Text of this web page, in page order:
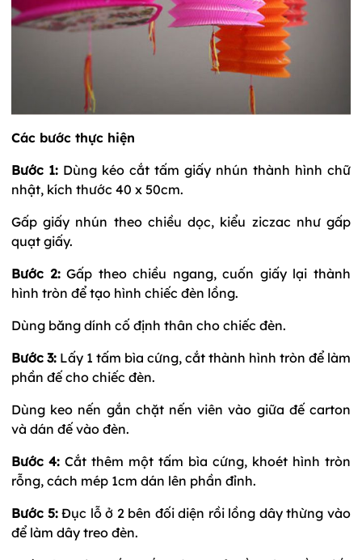
Các bước thực hiện
Bước 1: Dùng kéo cắt tấm giấy nhún thành hình chữ
nhật, kích thước 40 x 50cm.
Gấp giấy nhún theo chiều dọc, kiểu ziczac như gấp
quạt giấy.
Bước 2:Gấp theo chiều ngang, cuốn giấy lại thành
hình tròn để tạo hình chiếc đèn lồng.
Dùng băng dính cố định thân cho chiếc đèn.
Bước 3: Lấy 1 tấm bìa cứng, cắt thành hình tròn để làm
phần đế cho chiếc đèn.
Dùng keo nến gắn chặt nến viên vào giữa đế carton
và dán đế vào đèn.
Bước 4: Cắt thêm một tấm bìa cứng, khoét hình tròn
rỗng, cách mép 1cm dán lên phần đỉnh.
Bước 5:Đục lỗ ở 2 bên đối diện rồi lồng dây thừng vào
để làm dây treo đèn.